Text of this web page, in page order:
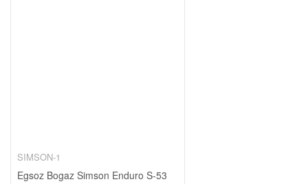
SIMSON-1
Egsoz Bogaz Simson Enduro S-53